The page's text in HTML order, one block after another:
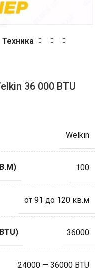
36 000 BTU
Welkin
100
от 91 до 120 кв.м
36000
24000 — 36000 BTU